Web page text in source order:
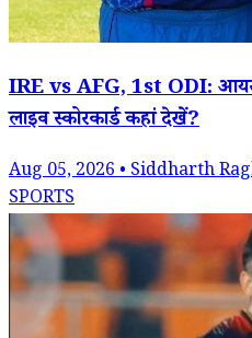
IRE vs AFG, 1st ODI:
लाइव स्कोरकार्ड कहां देखें?
Aug 05, 2026 • Siddharth
SPORTS